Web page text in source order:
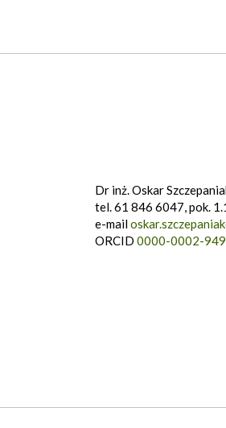
Dr inż. Oskar
tel. 61 846 6047, pok.
e-mail
ORCID 0000-0002-